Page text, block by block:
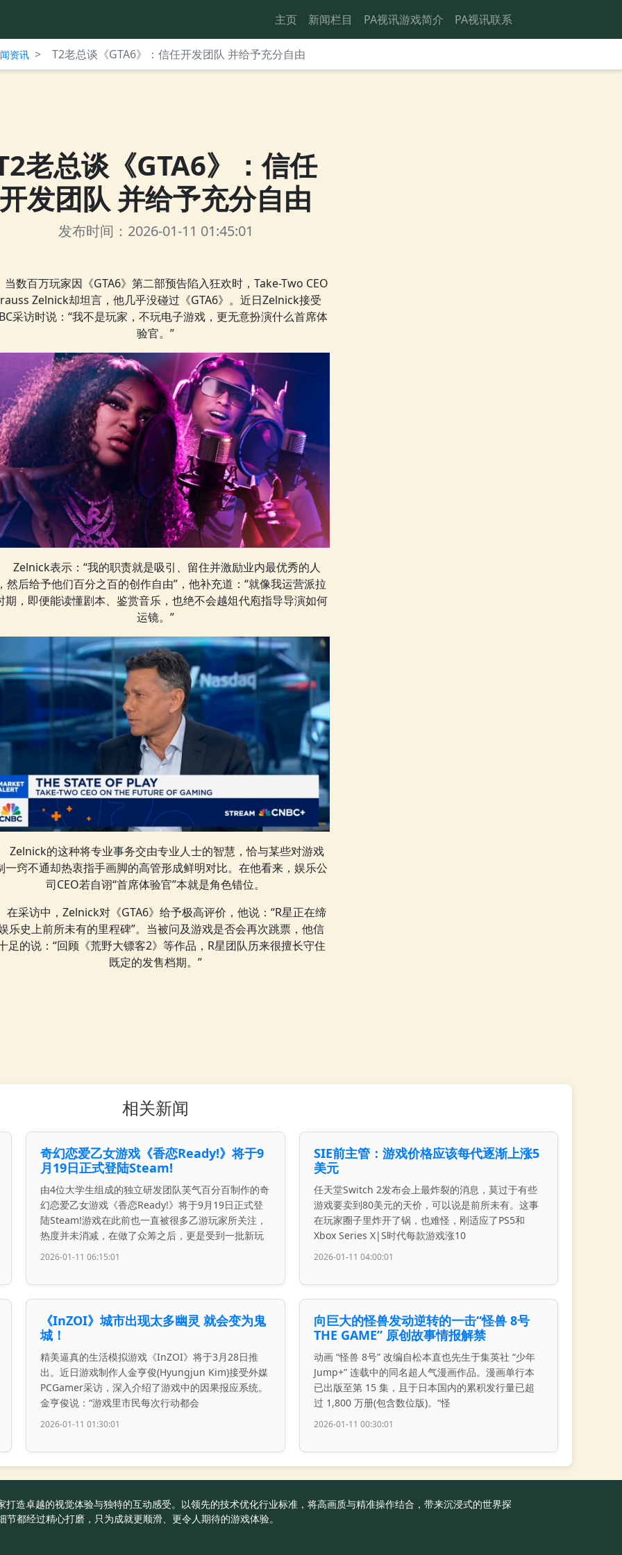
主页 新闻栏目 PA视讯游戏简介 PA视讯联系
资讯 > T2老总谈《GTA6》：信任开发团队 并给予充分自由
老总谈《GTA6》：信任
开发团队 并给予充分自由
发布时间：2026-01-11 01:45:01
当数百万玩家因《GTA6》第二部预告陷入狂欢时，Take-Two CEO
Zelnick却坦言，他几乎没碰过《GTA6》。近日Zelnick接受
采访时说：“我不是玩家，不玩电子游戏，更无意扮演什么首席体
验官。”
Zelnick表示：“我的职责就是吸引、留住并激励业内最优秀的人
然后给予他们百分之百的创作自由”，他补充道：“就像我运营派拉
期，即便能读懂剧本、鉴赏音乐，也绝不会越俎代庖指导导演如何
运镜。”
Zelnick的这种将专业事务交由专业人士的智慧，恰与某些对游戏
一窍不通却热衷指手画脚的高管形成鲜明对比。在他看来，娱乐公
司CEO若自诩“首席体验官”本就是角色错位。
在采访中，Zelnick对《GTA6》给予极高评价，他说：“R星正在缔
乐史上前所未有的里程碑”。当被问及游戏是否会再次跳票，他信
足的说：“回顾《荒野大镖客2》等作品，R星团队历来很擅长守住
既定的发售档期。”
相关新闻
奇幻恋爱乙女游戏《香恋Ready!》将于9
月19日正式登陆Steam!
由4位大学生组成的独立研发团队芙气百分百制作的奇
幻恋爱乙女游戏《香恋Ready!》将于9月19日正式登
陆Steam!游戏在此前也一直被很多乙游玩家所关注，
热度并未消减，在做了众筹之后，更是受到一批新玩
2026-01-11 06:15:01
SIE前主管：游戏价格应该每代逐渐上涨5
美元
任天堂Switch 2发布会上最炸裂的消息，莫过于有些
游戏要卖到80美元的天价，可以说是前所未有。这事
在玩家圈子里炸开了锅，也难怪，刚适应了PS5和
Xbox Series X|S时代每款游戏涨10
2026-01-11 04:00:01
《InZOI》城市出现太多幽灵 就会变为鬼
城！
精美逼真的生活模拟游戏《InZOI》将于3月28日推
出。近日游戏制作人金亨俊(Hyungjun Kim)接受外媒
PCGamer采访，深入介绍了游戏中的因果报应系统。
金亨俊说：“游戏里市民每次行动都会
2026-01-11 01:30:01
向巨大的怪兽发动逆转的一击“怪兽 8号
THE GAME” 原创故事情报解禁
动画 “怪兽 8号” 改编自松本直也先生于集英社 “少年
Jump+” 连载中的同名超人气漫画作品。漫画单行本
已出版至第 15 集，且于日本国内的累积发行量已超
过 1,800 万册(包含数位版)。“怪
2026-01-11 00:30:01
造卓越的视觉体验与独特的互动感受。以领先的技术优化行业标准，将高画质与精准操作结合，带来沉浸式的世界探
都经过精心打磨，只为成就更顺滑、更令人期待的游戏体验。